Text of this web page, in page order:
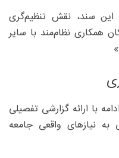
این سند، نقش تنظیم‌گری
همکاری نظام‌مند با سایر
با ارائه گزارشی تفصیلی
نیازهای واقعی جامعه